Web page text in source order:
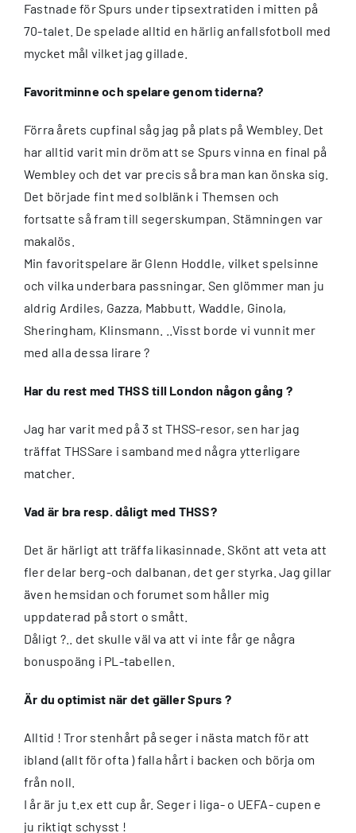
Fastnade för Spurs under tipsextratiden i mitten på
70-talet. De spelade alltid en härlig anfallsfotboll med
mycket mål vilket jag gillade.
Favoritminne och spelare genom tiderna?
Förra årets cupfinal såg jag på plats på Wembley. Det
har alltid varit min dröm att se Spurs vinna en final på
Wembley och det var precis så bra man kan önska sig.
Det började fint med solblänk i Themsen och
fortsatte så fram till segerskumpan. Stämningen var
makalös.
Min favoritspelare är Glenn Hoddle, vilket spelsinne
och vilka underbara passningar. Sen glömmer man ju
aldrig Ardiles, Gazza, Mabbutt, Waddle, Ginola,
Sheringham, Klinsmann. ..Visst borde vi vunnit mer
med alla dessa lirare ?
Har du rest med THSS till London någon gång ?
Jag har varit med på 3 st THSS-resor, sen har jag
träffat THSSare i samband med några ytterligare
matcher.
Vad är bra resp. dåligt med THSS?
Det är härligt att träffa likasinnade. Skönt att veta att
fler delar berg-och dalbanan, det ger styrka. Jag gillar
även hemsidan och forumet som håller mig
uppdaterad på stort o smått.
Dåligt ?.. det skulle väl va att vi inte får ge några
bonuspoäng i PL-tabellen.
Är du optimist när det gäller Spurs ?
Alltid ! Tror stenhårt på seger i nästa match för att
ibland (allt för ofta ) falla hårt i backen och börja om
från noll.
I år är ju t.ex ett cup år. Seger i liga- o UEFA- cupen e
ju riktigt schysst !